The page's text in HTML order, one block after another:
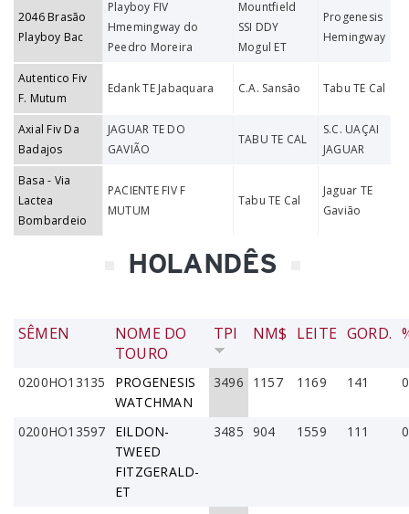
2046 Brasão
Playboy Bac
Playboy FIV
Hmemingway do
Peedro Moreira
Mountfield
SSI DDY
Mogul ET
Progenesis
Hemingway
Autentico Fiv
F. Mutum
Edank TE Jabaquara C.A. Sansão Tabu TE Cal
Axial Fiv Da
Badajos
JAGUAR TE DO
GAVIÃO
TABU TE CAL
S.C. UAÇAI
JAGUAR
Basa - Via
Lactea
Bombardeio
PACIENTE FIV F
MUTUM
Tabu TE Cal
Jaguar TE
Gavião
HOLANDÊS
SÊMEN
NOME DO
TOURO
TPI NM$ LEITE GORD.
0200HO13135
PROGENESIS
WATCHMAN
3496 1157 1169 141
0200HO13597
EILDON-
TWEED
FITZGERALD-
ET
3485 904 1559 111